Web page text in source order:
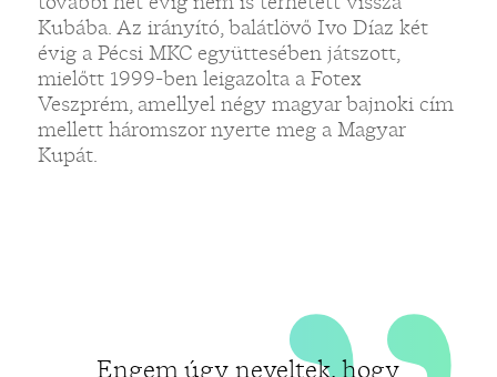
Kubába. Az irányító, balátlövő Ivo Díaz két
évig a Pécsi MKC együttesében játszott,
mielőtt 1999-ben leigazolta a Fotex
Veszprém, amellyel négy magyar bajnoki cím
mellett háromszor nyerte meg a Magyar
Kupát.
Engem úgy neveltek, hogy